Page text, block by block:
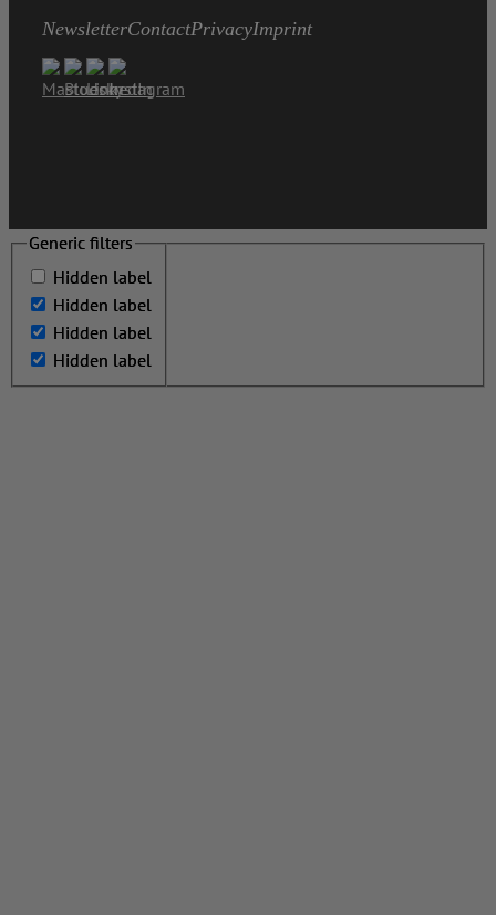
NewsletterContactPrivacyImprint
Generic filters
Hidden label
Hidden label
Hidden label
Hidden label
Generic filters
Hidden label
Hidden label
Hidden label
Hidden label